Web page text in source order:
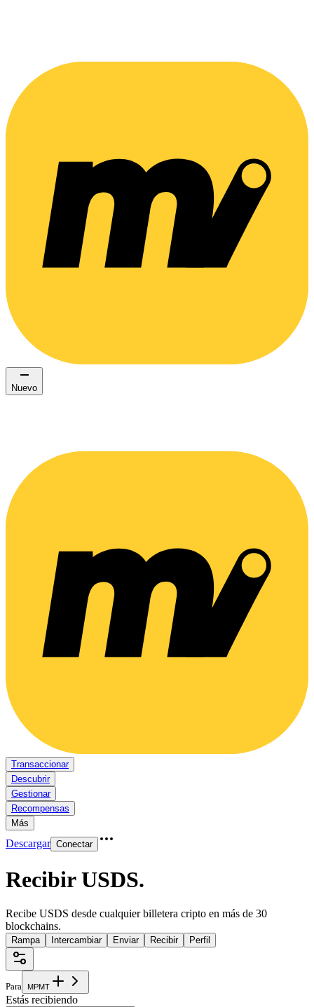
Nuevo
Transaccionar
Descubrir
Gestionar
Recompensas
Más
Descargar Conectar
Recibir USDS.
Recibe USDS desde cualquier billetera cripto en más de 30
blockchains.
Rampa Intercambiar Enviar Recibir Perfil
Para MPMT
Estás recibiendo